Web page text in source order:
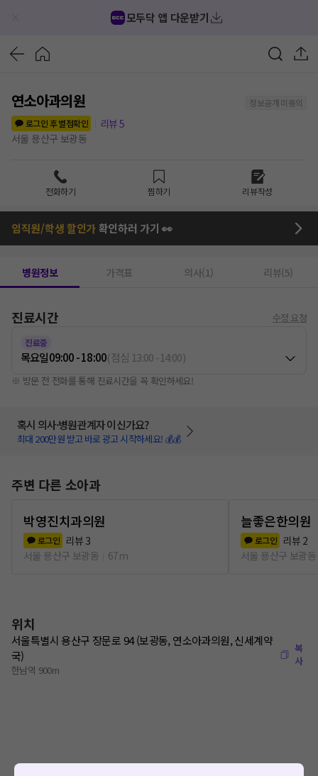
모두닥 앱 다운받기
연소아과의원
정보공개 미동의
로그인 후 별점확인
리뷰5
서울 용산구 보광동
전화하기 찜하기 리뷰작성
임직원/학생 할인가확인하러 가기 👀
병원정보 가격표 의사(1) 리뷰(5)
진료시간 수정 요청
진료중
목요일09:00 - 18:00(점심 13:00-14:00)
※ 방문 전 전화를 통해 진료시간을 꼭 확인하세요!
혹시 의사·병원관계자 이신가요?
최대 200만원 받고 바로 광고 시작하세요! 💰💰
주변 다른 소아과
박영진치과의원
로그인 리뷰 3
서울 용산구 보광동
67m
늘좋은한의원
로그인 리뷰 2
서울 용산구 보광동
위치
서울특별시 용산구 장문로 94 (보광동, 연소아과의원, 신세계약
국)
한남역 900m
복
사